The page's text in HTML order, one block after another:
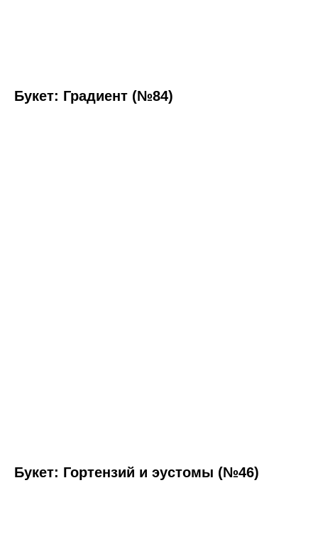
Букет: Градиент (№84)
Букет: Гортензий и эустомы (№46)